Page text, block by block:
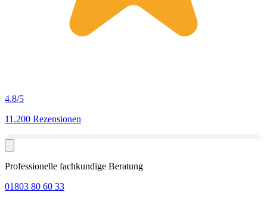
4.8/5
11.200 Rezensionen
Professionelle fachkundige Beratung
01803 80 60 33